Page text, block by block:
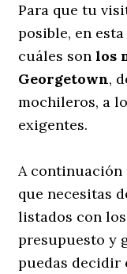
Para que tu
posible, en
cuáles sonlos
Georgetown,
mochileros, a
exigentes.
A
que necesitas
listados con
presupuesto y
puedas decidir